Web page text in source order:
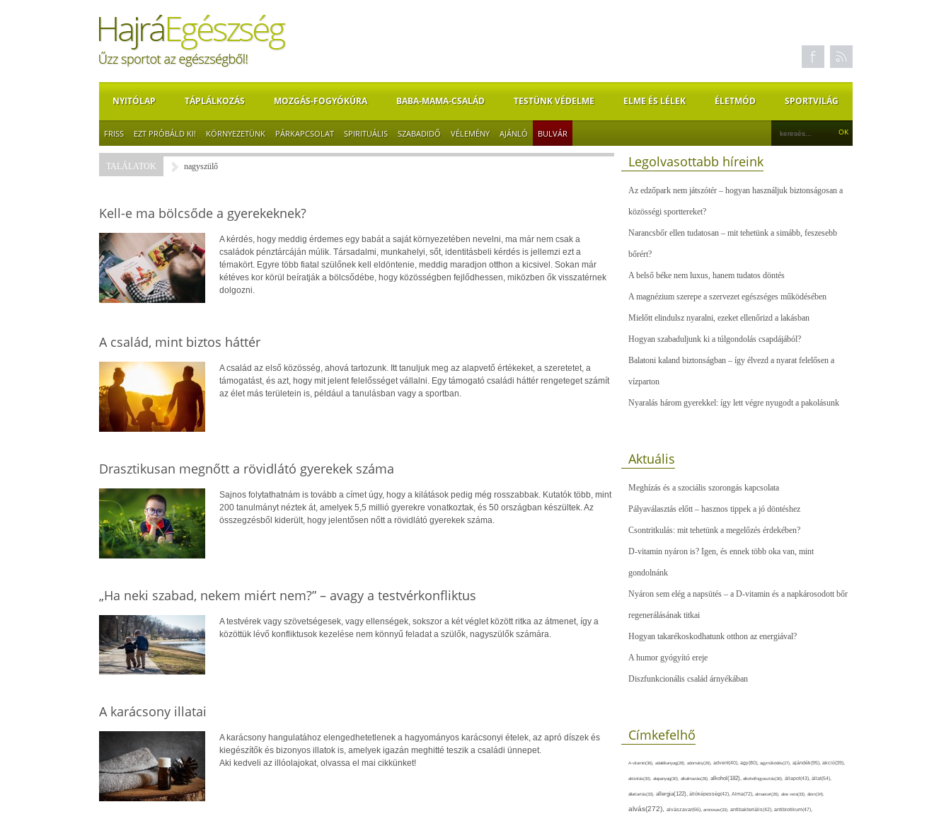
NYITÓLAP TÁPLÁLKOZÁS MOZGÁS-FOGYÓKÚRA BABA-MAMA-CSALÁD TESTÜNK VÉDELME ELME ÉS LÉLEK ÉLETMÓD SPORTVILÁG
FRISS EZT PRÓBÁLD KI! KÖRNYEZETÜNK PÁRKAPCSOLAT SPIRITUÁLIS SZABADIDŐ VÉLEMÉNY AJÁNLÓ BULVÁR
TALÁLATOK nagyszülő
Kell-e ma bölcsőde a gyerekeknek?
A kérdés, hogy meddig érdemes egy babát a saját környezetében nevelni, ma már nem csak a
családok pénztárcáján múlik. Társadalmi, munkahelyi, sőt, identitásbeli kérdés is jellemzi ezt a
témakört. Egyre több fiatal szülőnek kell eldöntenie, meddig maradjon otthon a kicsivel. Sokan már
kétéves kor körül beíratják a bölcsődébe, hogy közösségben fejlődhessen, miközben ők visszatérnek
dolgozni.
A család, mint biztos háttér
A család az első közösség, ahová tartozunk. Itt tanuljuk meg az alapvető értékeket, a szeretetet, a
támogatást, és azt, hogy mit jelent felelősséget vállalni. Egy támogató családi háttér rengeteget számít
az élet más területein is, például a tanulásban vagy a sportban.
Drasztikusan megnőtt a rövidlátó gyerekek száma
Sajnos folytathatnám is tovább a címet úgy, hogy a kilátások pedig még rosszabbak. Kutatók több, mint
200 tanulmányt néztek át, amelyek 5,5 millió gyerekre vonatkoztak, és 50 országban készültek. Az
összegzésből kiderült, hogy jelentősen nőtt a rövidlátó gyerekek száma.
„Ha neki szabad, nekem miért nem?” – avagy a testvérkonfliktus
A testvérek vagy szövetségesek, vagy ellenségek, sokszor a két véglet között ritka az átmenet, így a
közöttük lévő konfliktusok kezelése nem könnyű feladat a szülők, nagyszülők számára.
A karácsony illatai
A karácsony hangulatához elengedhetetlenek a hagyományos karácsonyi ételek, az apró díszek és
kiegészítők és bizonyos illatok is, amelyek igazán meghitté teszik a családi ünnepet.
Aki kedveli az illóolajokat, olvassa el mai cikkünket!
Legolvasottabb híreink
Az edzőpark nem játszótér – hogyan használjuk biztonságosan a
közösségi sporttereket?
Narancsbőr ellen tudatosan – mit tehetünk a simább, feszesebb
bőrért?
A belső béke nem luxus, hanem tudatos döntés
A magnézium szerepe a szervezet egészséges működésében
Mielőtt elindulsz nyaralni, ezeket ellenőrizd a lakásban
Hogyan szabaduljunk ki a túlgondolás csapdájából?
Balatoni kaland biztonságban – így élvezd a nyarat felelősen a
vízparton
Nyaralás három gyerekkel: így lett végre nyugodt a pakolásunk
Aktuális
Meghízás és a szociális szorongás kapcsolata
Pályaválasztás előtt – hasznos tippek a jó döntéshez
Csontritkulás: mit tehetünk a megelőzés érdekében?
D-vitamin nyáron is? Igen, és ennek több oka van, mint
gondolnánk
Nyáron sem elég a napsütés – a D-vitamin és a napkárosodott bőr
regenerálásának titkai
Hogyan takarékoskodhatunk otthon az energiával?
A humor gyógyító ereje
Diszfunkcionális család árnyékában
Címkefelhő
A-vitamin(36), adalékanyag(28), adomány(26), advent(40), agy(80), agyműködés(27), ajándék(95), akció(39),
aktivitás(30), alapanyag(30), alkalmazás(28), alkohol(182), alkoholfogyasztás(36), állapot(43), állat(54),
állattartás(33), allergia(122), állóképesség(42), Alma(72), almaecet(26), aloe vera(33), álom(34),
alvás(272), alvászavar(66), aminosav(33), antibakteriális(42), antibiotikum(47),